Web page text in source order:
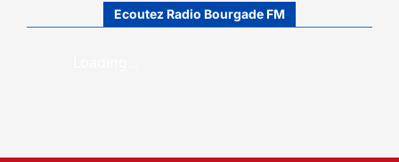
Ecoutez Radio Bourgade FM